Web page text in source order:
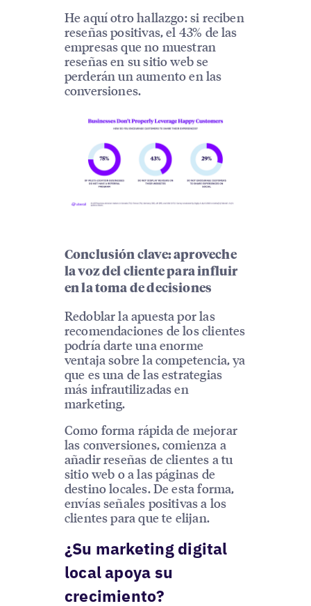
He aquí otro hallazgo: si reciben
reseñas positivas, el 43% de las
empresas que no muestran
reseñas en su sitio web se
perderán un aumento en las
conversiones.
Conclusión clave: aproveche
la voz del cliente para influir
en la toma de decisiones
Redoblar la apuesta por las
recomendaciones de los clientes
podría darte una enorme
ventaja sobre la competencia, ya
que es una de las estrategias
más infrautilizadas en
marketing.
Como forma rápida de mejorar
las conversiones, comienza a
añadir reseñas de clientes a tu
sitio web o a las páginas de
destino locales. De esta forma,
envías señales positivas a los
clientes para que te elijan.
¿Su marketing digital
local apoya su
crecimiento?